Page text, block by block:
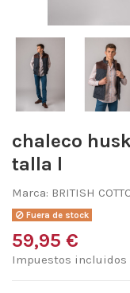
chaleco
talla l
Marca: BRITISH
Fuera de stock
59,95 €
Impuestos incluidos